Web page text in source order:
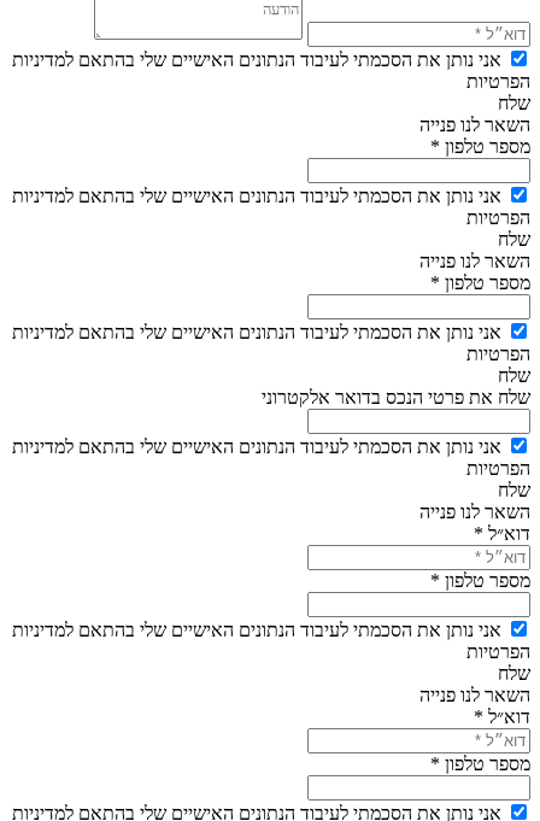
אני נותן את הסכמתי לעיבוד הנתונים האישיים שלי בהתאם למדיניות
הפרטיות
שלח
השאר לנו פנייה
מספר טלפון *
אני נותן את הסכמתי לעיבוד הנתונים האישיים שלי בהתאם למדיניות
הפרטיות
שלח
השאר לנו פנייה
מספר טלפון *
אני נותן את הסכמתי לעיבוד הנתונים האישיים שלי בהתאם למדיניות
הפרטיות
שלח
שלח את פרטי הנכס בדואר אלקטרוני
אני נותן את הסכמתי לעיבוד הנתונים האישיים שלי בהתאם למדיניות
הפרטיות
שלח
השאר לנו פנייה
דוא״ל *
מספר טלפון *
אני נותן את הסכמתי לעיבוד הנתונים האישיים שלי בהתאם למדיניות
הפרטיות
שלח
השאר לנו פנייה
דוא״ל *
מספר טלפון *
אני נותן את הסכמתי לעיבוד הנתונים האישיים שלי בהתאם למדיניות